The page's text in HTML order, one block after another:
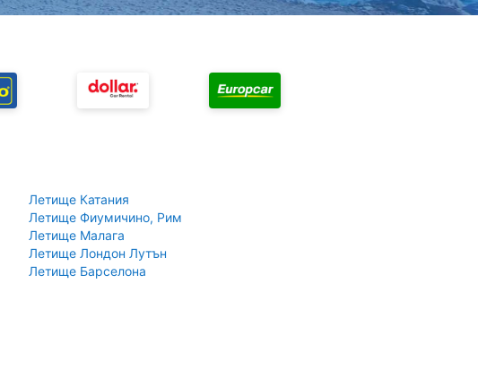
Летище Катания
Летище Фиумичино, Рим
Летище Малага
Летище Лондон Лутън
Летище Барселона